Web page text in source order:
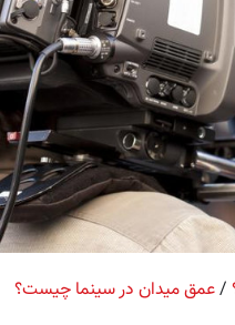
/عمق میدان در سینما چیست؟
فروش خودرو